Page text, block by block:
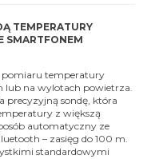
TEMPERATURY
SMARTFONEM
pomiaru temperatury
lub na wylotach powietrza.
precyzyjną sondę, która
z większą
automatyczny ze
– zasięg do 100 m.
standardowymi